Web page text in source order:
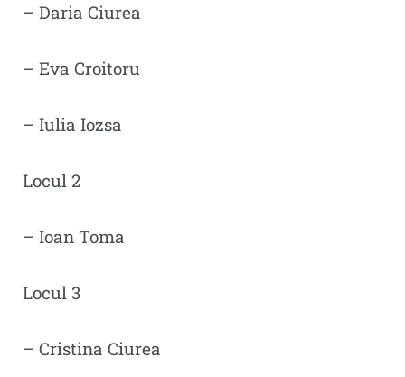
– ⁠Daria Ciurea
– ⁠Eva Croitoru
– ⁠Iulia Iozsa
Locul 2
– Ioan Toma
Locul 3
– Cristina Ciurea